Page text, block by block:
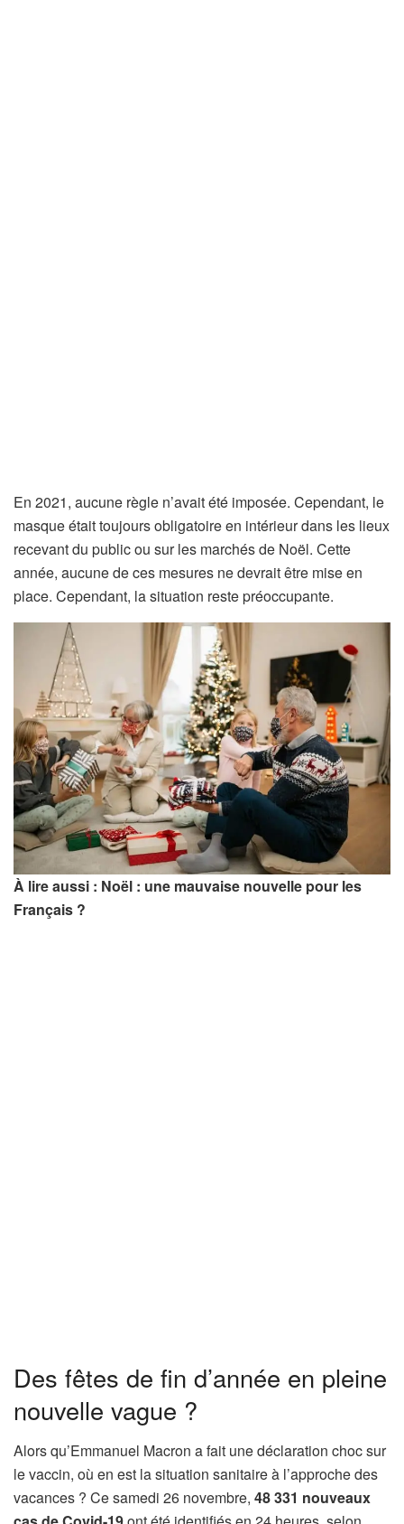
En 2021, aucune règle n’avait été imposée. Cependant, le
masque était toujours obligatoire en intérieur dans les lieux
recevant du public ou sur les marchés de Noël. Cette
année, aucune de ces mesures ne devrait être mise en
place. Cependant, la situation reste préoccupante.
À lire aussi : Noël : une mauvaise nouvelle pour les
Français ?
Des fêtes de fin d’année en pleine
nouvelle vague ?
Alors qu’Emmanuel Macron a fait une déclaration choc sur
le vaccin, où en est la situation sanitaire à l’approche des
vacances ? Ce samedi 26 novembre, 48 331 nouveaux